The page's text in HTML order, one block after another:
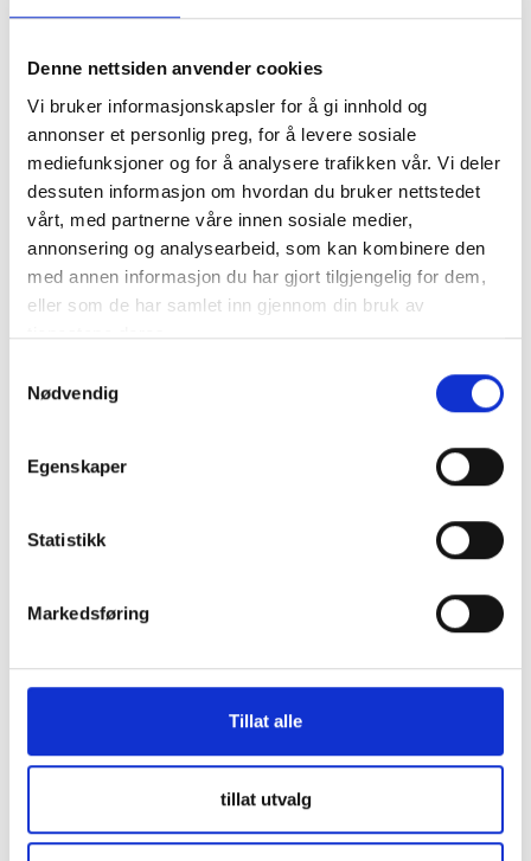
Denne nettsiden anvender cookies
Vi bruker informasjonskapsler for å gi innhold og
annonser et personlig preg, for å levere sosiale
mediefunksjoner og for å analysere trafikken vår. Vi deler
dessuten informasjon om hvordan du bruker nettstedet
vårt, med partnerne våre innen sosiale medier,
annonsering og analysearbeid, som kan kombinere den
med annen informasjon du har gjort tilgjengelig for dem,
eller som de har samlet inn gjennom din bruk av
tjenestene deres.
Nødvendig
Egenskaper
Statistikk
Markedsføring
Tillat alle
tillat utvalg
Beskrivning
Specifikation
VARTA AGM MC Batteri 12V 8AH 150CCA Höga varvtal,
långa resor och alla väder är aldrig något problem för de
robusta VARTA® Powersports AGM-batterierna. Det är en
produkt som är utformad för extrema förhållanden, så att
mer info
036122078
Hållbarhet och samhällsansvar
Integritet
Anställda
Försäljnings- och leveransvillkor